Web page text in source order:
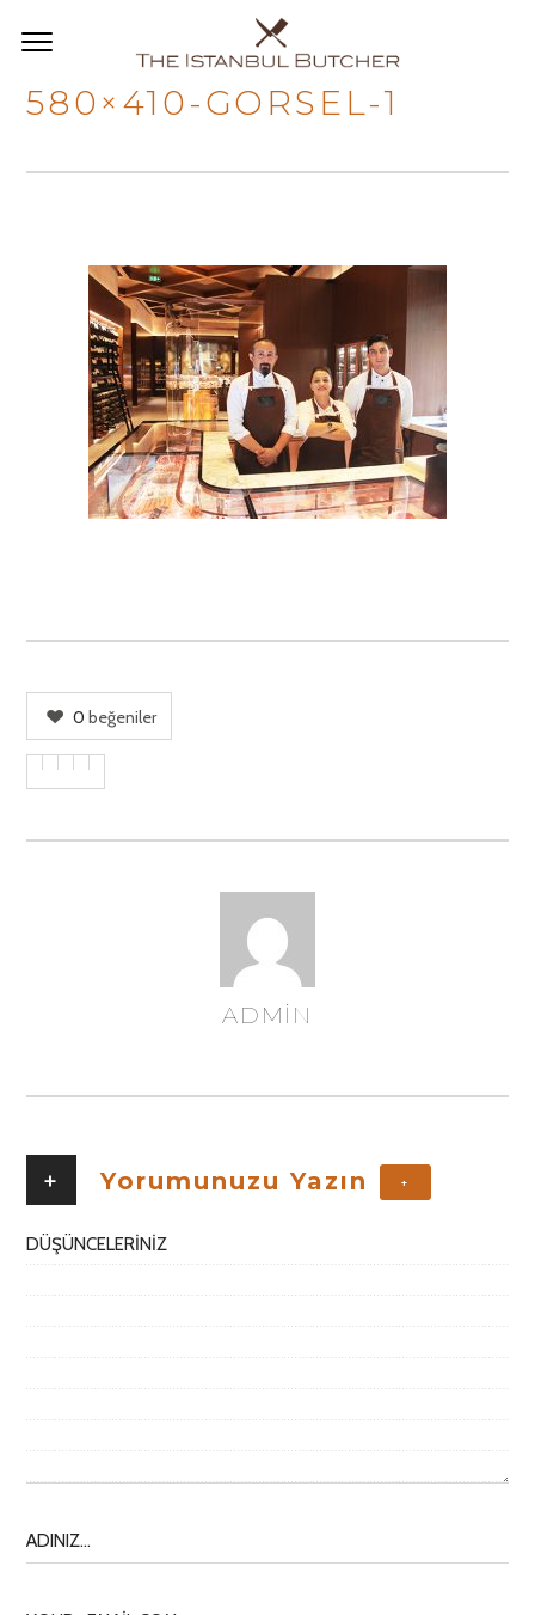
580×410-GORSEL-1
0 beğeniler
ADMIN
+ Yorumunuzu Yazın +